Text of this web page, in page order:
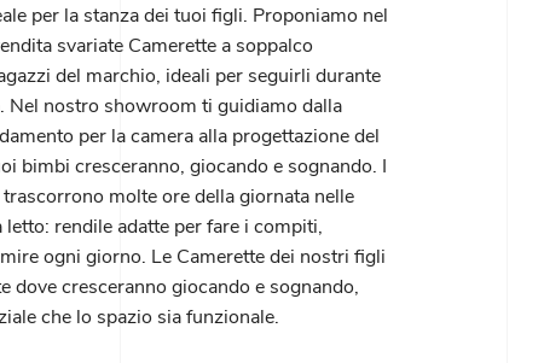
per la stanza dei tuoi figli. Proponiamo nel
svariate Camerette a soppalco
del marchio, ideali per seguirli durante
Nel nostro showroom ti guidiamo dalla
per la camera alla progettazione del
bimbi cresceranno, giocando e sognando. I
molte ore della giornata nelle
letto: rendile adatte per fare i compiti,
ogni giorno. Le Camerette dei nostri figli
dove cresceranno giocando e sognando,
che lo spazio sia funzionale.